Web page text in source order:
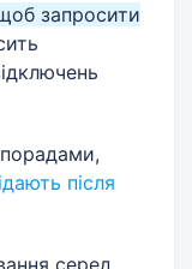
запросити
після